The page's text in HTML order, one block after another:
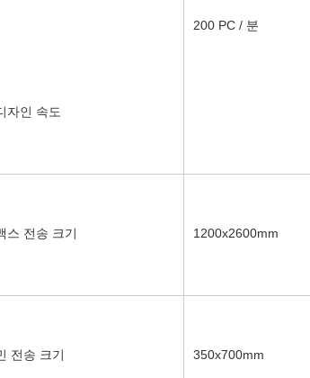
자인 속도
200 PC / 분
스 전송 크기 1200x2600mm
전송 크기 350x700mm